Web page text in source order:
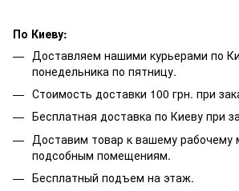
По Киеву:
Доставляем нашими курьерами по
понедельника по пятницу.
Стоимость доставки 100 грн. при
Бесплатная доставка по Киеву при
Доставим товар к вашему рабочему
подсобным помещениям.
Бесплатный подъем на этаж.